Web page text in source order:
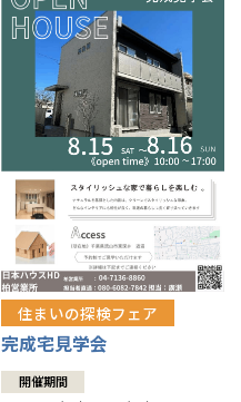
住まいの探検フェア
完成宅見学会
開催期間